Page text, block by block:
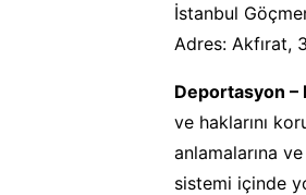
İstanbul
Adres: Akfırat,
Deportasyon –
ve haklarını
anlamalarına
sistemi içinde